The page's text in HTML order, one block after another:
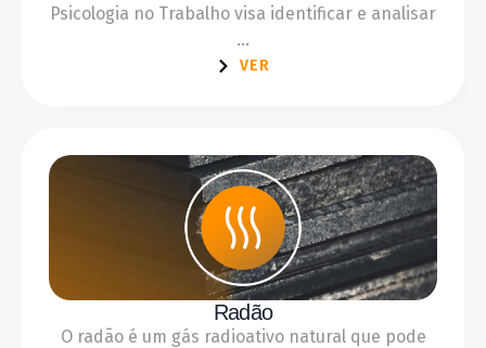
Psicologia no Trabalho visa identificar e analisar
...
VER
Radão
O radão é um gás radioativo natural que pode